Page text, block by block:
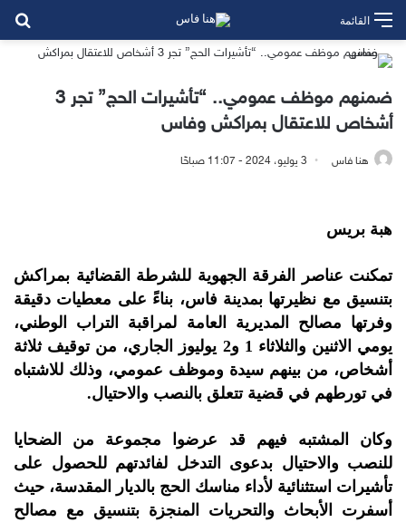
القائمة
ضمنهم موظف عمومي.. “تأشيرات الحج” تجر 3
أشخاص للاعتقال بمراكش وفاس
هنا فاس 3 يوليو، 2024 - 11:07 صباحًا
هبة بريس
تمكنت عناصر الفرقة الجهوية للشرطة القضائية بمراكش
بتنسيق مع نظيرتها بمدينة فاس، بناءً على معطيات دقيقة
وفرتها مصالح المديرية العامة لمراقبة التراب الوطني،
يومي الاثنين والثلاثاء 1 و2 يوليوز الجاري، من توقيف ثلاثة
أشخاص، من بينهم سيدة وموظف عمومي، وذلك للاشتباه
في تورطهم في قضية تتعلق بالنصب والاحتيال.
وكان المشتبه فيهم قد عرضوا مجموعة من الضحايا
للنصب والاحتيال بدعوى التدخل لفائدتهم للحصول على
تأشيرات استثنائية لأداء مناسك الحج بالديار المقدسة، حيث
أسفرت الأبحاث والتحريات المنجزة بتنسيق مع مصالح